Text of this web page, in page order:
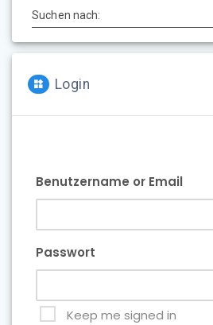
Suchen nach:
Login
Benutzername or Email
Passwort
Keep me signed in